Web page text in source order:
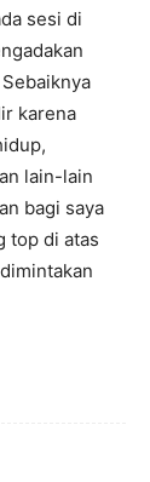
sesi di
karena
lain-lain
bagi saya
top di atas